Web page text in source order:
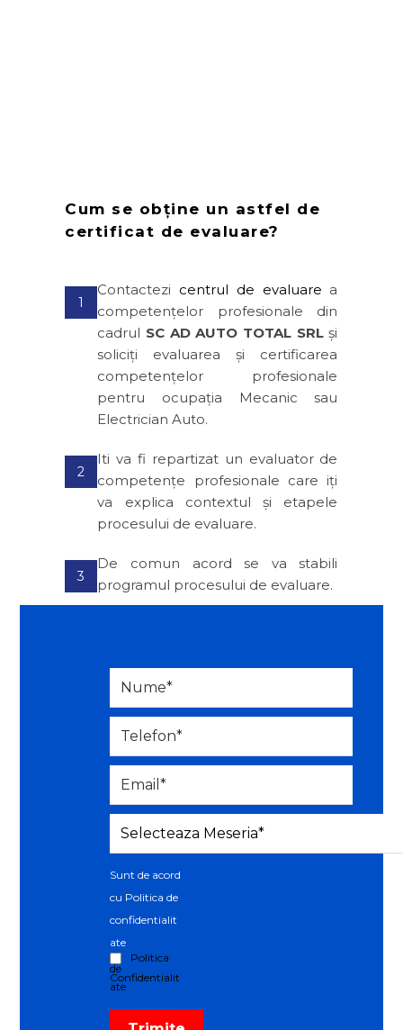
Cum se obține un astfel de
certificat de evaluare?
1
Contactezi centrul de evaluare a
competențelor profesionale din
cadrul SC AD AUTO TOTAL SRLși
soliciți evaluarea și certificarea
competențelor profesionale
pentru ocupația Mecanic sau
Electrician Auto.
2
Iti va fi repartizat un evaluator de
competențe profesionale care iți
va explica contextul și etapele
procesului de evaluare.
3
De comun acord se va stabili
programul procesului de evaluare.
Sunt de acord
cu Politica de
confidentialit
ate
Politica
de
Confidentialit
ate